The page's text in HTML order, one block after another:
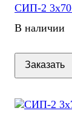
СИП-2
В наличии
Заказать